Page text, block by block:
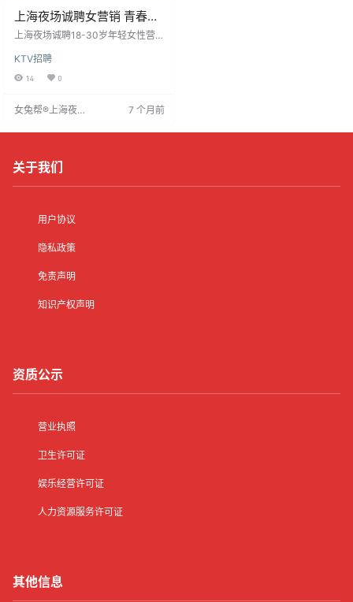
上海夜场诚聘女营销 青春活
力点亮都市夜生活
上海夜场诚聘18-30岁年轻女性营销
可。工作在包厢推销酒水，营造欢
乐氛围。薪资日结1300-1800元，
提供住宿/房补及接送。工作稳定，
酒吧街客源稳定，时间灵活。团队
有无经验均可。上海风景美食丰
KTV招聘
14 0
女兔帮®上海夜场
7 个月前
关于我们
用户协议
隐私政策
免责声明
知识产权声明
资质公示
营业执照
卫生许可证
娱乐经营许可证
人力资源服务许可证
其他信息